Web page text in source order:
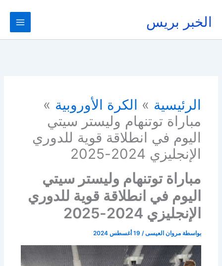
المحتوى
الخبر بريس
الرئيسية
الكرة الأوروبية
مباراة توتنهام وليستر سيتي
اليوم في انطلاقة قوية للدوري
الإنجليزي 2024-2025
مباراة توتنهام وليستر سيتي
اليوم في انطلاقة قوية للدوري
الإنجليزي 2024-2025
بواسطة مروان العيسى/ 19 أغسطس 2024